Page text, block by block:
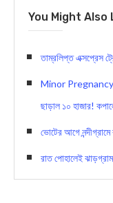
You Might Also
তাম্রলিপ্ত এক্সপ্রেস
Minor Pregnancy :
ছাড়াল ১০ হাজার!
ভোটের আগে
রাত পোহালেই